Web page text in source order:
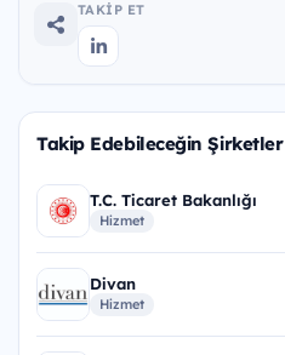
TAKIP ET
Takip Edebileceğin Şirketler
T.C. Ticaret Bakanlığı
Hizmet
Divan
Hizmet